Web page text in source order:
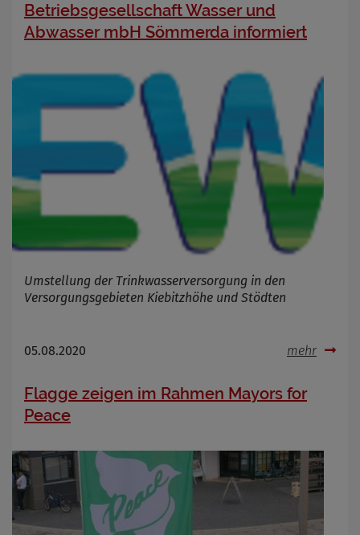
Betriebsgesellschaft Wasser und
Abwasser mbH Sömmerda informiert
Umstellung der Trinkwasserversorgung in den
Versorgungsgebieten Kiebitzhöhe und Stödten
05.08.2020 mehr
Flagge zeigen im Rahmen Mayors for
Peace